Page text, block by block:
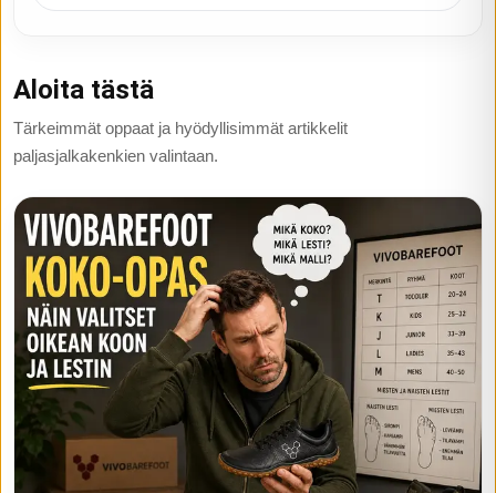
Aloita tästä
Tärkeimmät oppaat ja hyödyllisimmät artikkelit
paljasjalkakenkien valintaan.